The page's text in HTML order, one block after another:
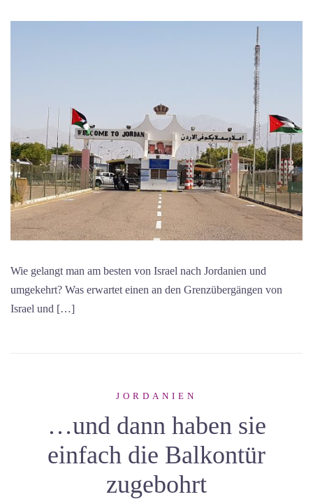
Wie gelangt man am besten von Israel nach Jordanien und
umgekehrt? Was erwartet einen an den Grenzübergängen von
Israel und […]
JORDANIEN
…und dann haben sie
einfach die Balkontür
zugebohrt